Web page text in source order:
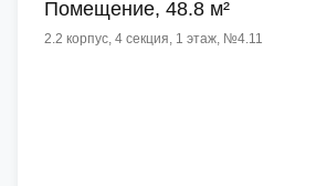
Помещение, 48.8 м²
2.2 корпус, 4 секция, 1 этаж, №4.11